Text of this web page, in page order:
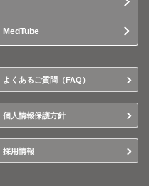
MedTube
よくあるご質問（FAQ）
個人情報保護方針
採用情報